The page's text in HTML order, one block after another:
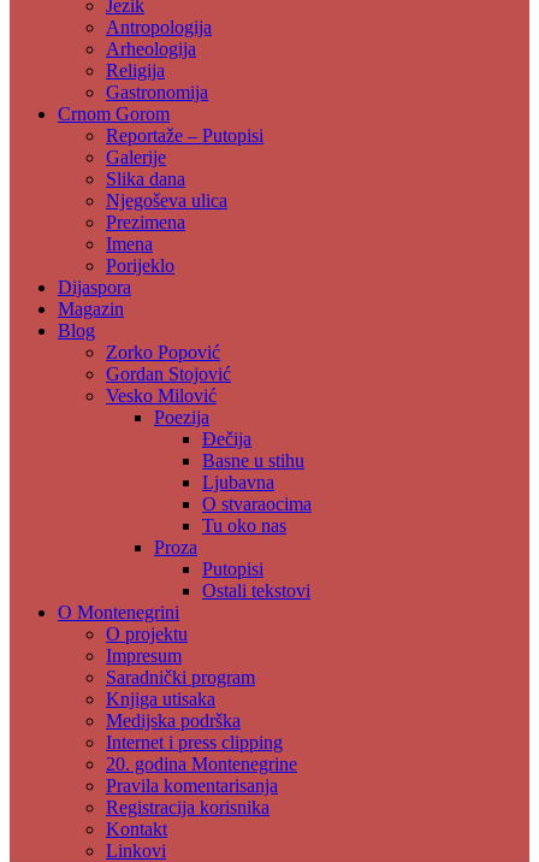
Jezik
Antropologija
Arheologija
Religija
Gastronomija
Crnom Gorom
Reportaže – Putopisi
Galerije
Slika dana
Njegoševa ulica
Prezimena
Imena
Porijeklo
Dijaspora
Magazin
Blog
Zorko Popović
Gordan Stojović
Vesko Milović
Poezija
Đečija
Basne u stihu
Ljubavna
O stvaraocima
Tu oko nas
Proza
Putopisi
Ostali tekstovi
O Montenegrini
O projektu
Impresum
Saradnički program
Knjiga utisaka
Medijska podrška
Internet i press clipping
20. godina Montenegrine
Pravila komentarisanja
Registracija korisnika
Kontakt
Linkovi